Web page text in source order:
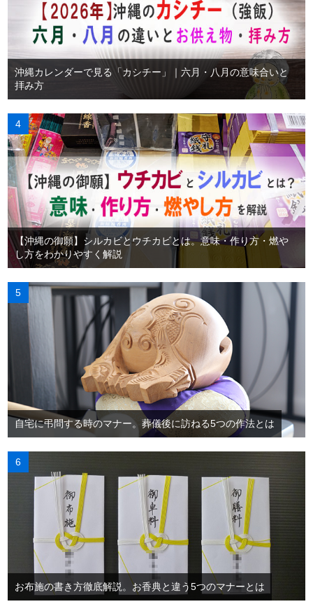
沖縄カレンダーで見る「カシチー」｜六月・八月の意味合いと
拝み方
【沖縄の御願】シルカビとウチカビとは。意味・作り方・燃や
し方をわかりやすく解説
自宅に弔問する時のマナー。葬儀後に訪ねる5つの作法とは
お布施の書き方徹底解説。お香典と違う5つのマナーとは